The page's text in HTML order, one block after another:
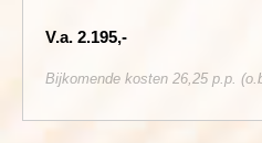
V.a. 2.195,-
Bijkomende kosten 26,25 p.p.